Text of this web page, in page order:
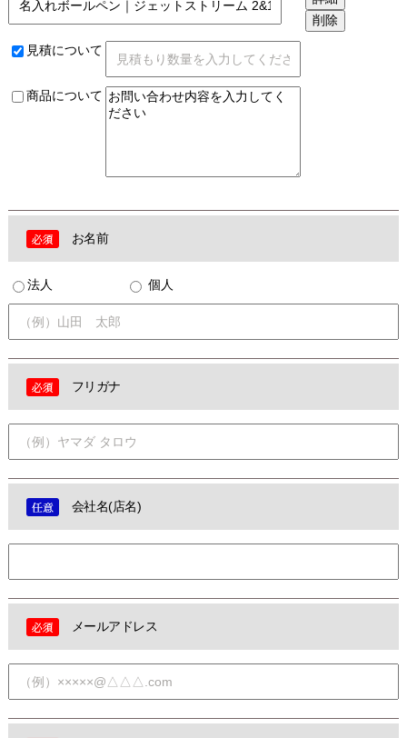
見積について
商品について
お名前
法人 個人
フリガナ
会社名(店名)
メールアドレス